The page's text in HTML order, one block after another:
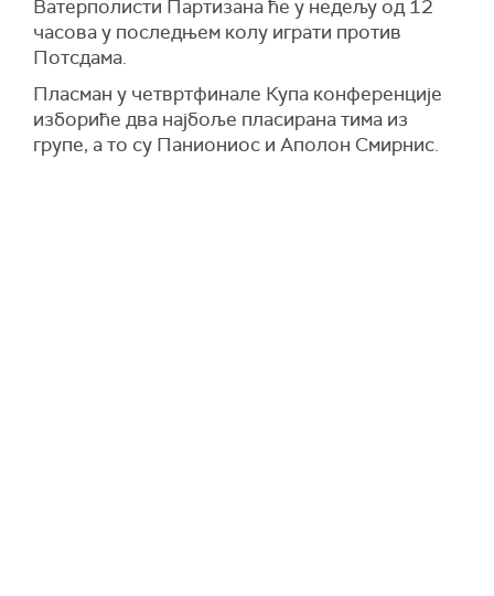
Ватерполисти Партизана ће у недељу од 12
часова у последњем колу играти против
Потсдама.
Пласман у четвртфинале Купа конференције
избориће два најбоље пласирана тима из
групе, а то су Паниониос и Аполон Смирнис.